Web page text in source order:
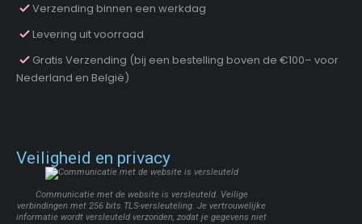
Verzending binnen een werkdag
Levering uit voorraad
Gratis Verzending (bij een bestelling boven de €100– voor
Nederland en België)
Veiligheid en privacy
Communicatie met de website is versleuteld. Veilige
verbindingen met 256 bits TLS-versleuteling. Je vertrouwelijke
informatie wordt versleuteld verzonden, zodat je gegevens niet